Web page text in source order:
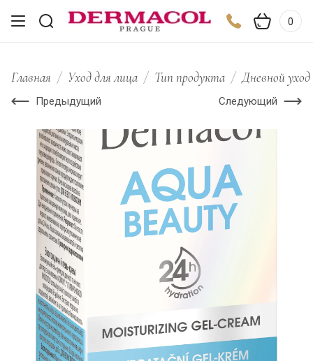
0
Главная / Уход для лица / Тип продукта / Дневной уход
Предыдущий Следующий